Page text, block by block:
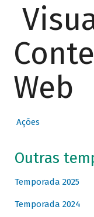
Web
Ações
Outras
Temporada 2025
Temporada 2024